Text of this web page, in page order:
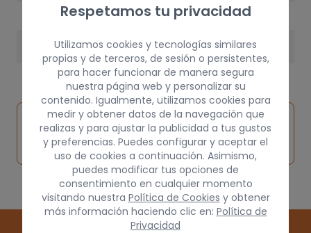
Inspeccionar
vehículo de
origen
Solicitar
pieza
Consultar
por
Respetamos tu privacidad
Utilizamos cookies y tecnologías similares
propias y de terceros, de sesión o persistentes,
para hacer funcionar de manera segura
nuestra página web y personalizar su
contenido. Igualmente, utilizamos cookies para
medir y obtener datos de la navegación que
realizas y para ajustar la publicidad a tus gustos
y preferencias. Puedes configurar y aceptar el
uso de cookies a continuación. Asimismo,
puedes modificar tus opciones de
consentimiento en cualquier momento
visitando nuestra Política de Cookies y obtener
más información haciendo clic en: Política de
Privacidad